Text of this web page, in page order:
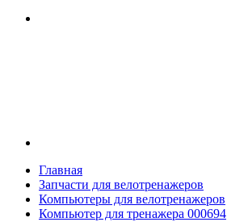
Главная
Запчасти для велотренажеров
Компьютеры для велотренажеров
Компьютер для тренажера 000694